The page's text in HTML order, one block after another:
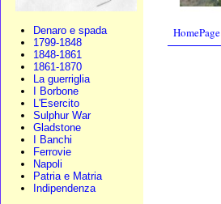
Denaro e spada
1799-1848
1848-1861
1861-1870
La guerriglia
I Borbone
L'Esercito
Sulphur War
Gladstone
I Banchi
Ferrovie
Napoli
Patria e Matria
Indipendenza
HomePage